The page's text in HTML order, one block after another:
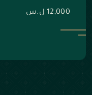
12,000 ل.س